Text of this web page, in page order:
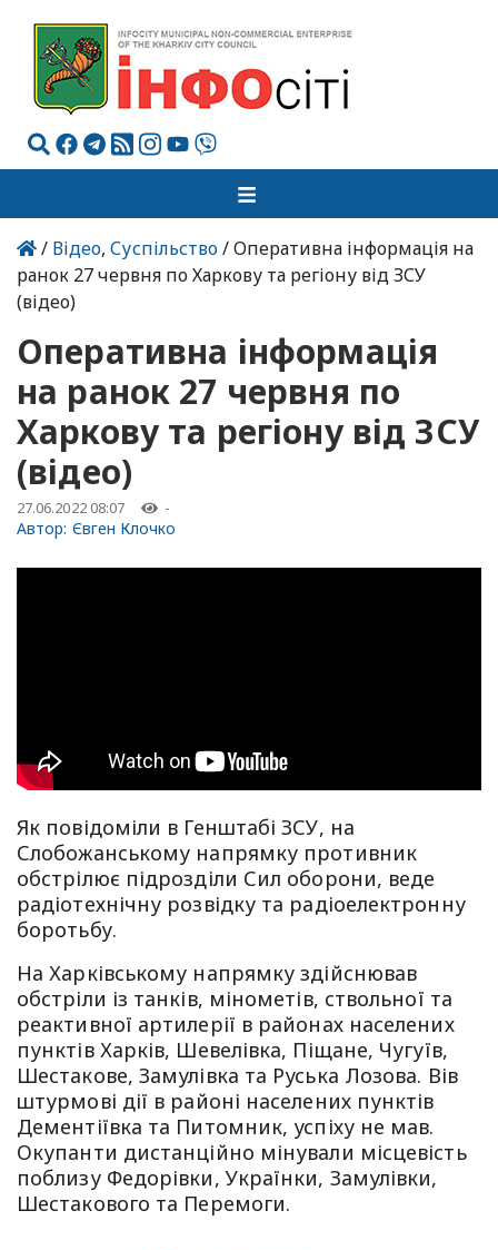
/ Відео,Суспільство/ Оперативна інформація на
ранок 27 червня по Харкову та регіону від ЗСУ
(відео)
Оперативна інформація
на ранок 27 червня по
Харкову та регіону від ЗСУ
(відео)
27.06.2022 08:07 -
Автор: Євген Клочко
Як повідоміли в Генштабі ЗСУ, на
Слобожанському напрямку противник
обстрілює підрозділи Сил оборони, веде
радіотехнічну розвідку та радіоелектронну
боротьбу.
На Харківському напрямку здійснював
обстріли із танків, мінометів, ствольної та
реактивної артилерії в районах населених
пунктів Харків, Шевелівка, Піщане, Чугуїв,
Шестакове, Замулівка та Руська Лозова. Вів
штурмові дії в районі населених пунктів
Дементіївка та Питомник, успіху не мав.
Окупанти дистанційно мінували місцевість
поблизу Федорівки, Українки, Замулівки,
Шестакового та Перемоги.